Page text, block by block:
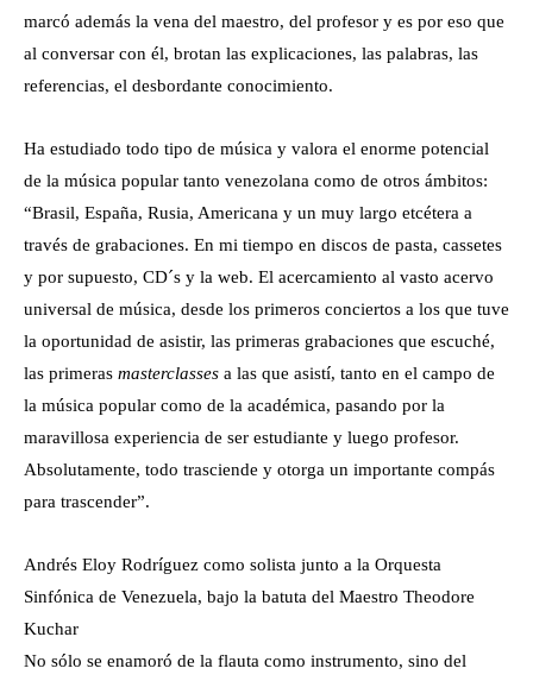
marcó además la vena del maestro, del profesor y es por eso que
al conversar con él, brotan las explicaciones, las palabras, las
referencias, el desbordante conocimiento.
Ha estudiado todo tipo de música y valora el enorme potencial
de la música popular tanto venezolana como de otros ámbitos:
“Brasil, España, Rusia, Americana y un muy largo etcétera a
través de grabaciones. En mi tiempo en discos de pasta, cassetes
y por supuesto, CD´s y la web. El acercamiento al vasto acervo
universal de música, desde los primeros conciertos a los que tuve
la oportunidad de asistir, las primeras grabaciones que escuché,
las primeras masterclasses a las que asistí, tanto en el campo de
la música popular como de la académica, pasando por la
maravillosa experiencia de ser estudiante y luego profesor.
Absolutamente, todo trasciende y otorga un importante compás
para trascender”.
Andrés Eloy Rodríguez como solista junto a la Orquesta
Sinfónica de Venezuela, bajo la batuta del Maestro Theodore
Kuchar
No sólo se enamoró de la flauta como instrumento, sino del